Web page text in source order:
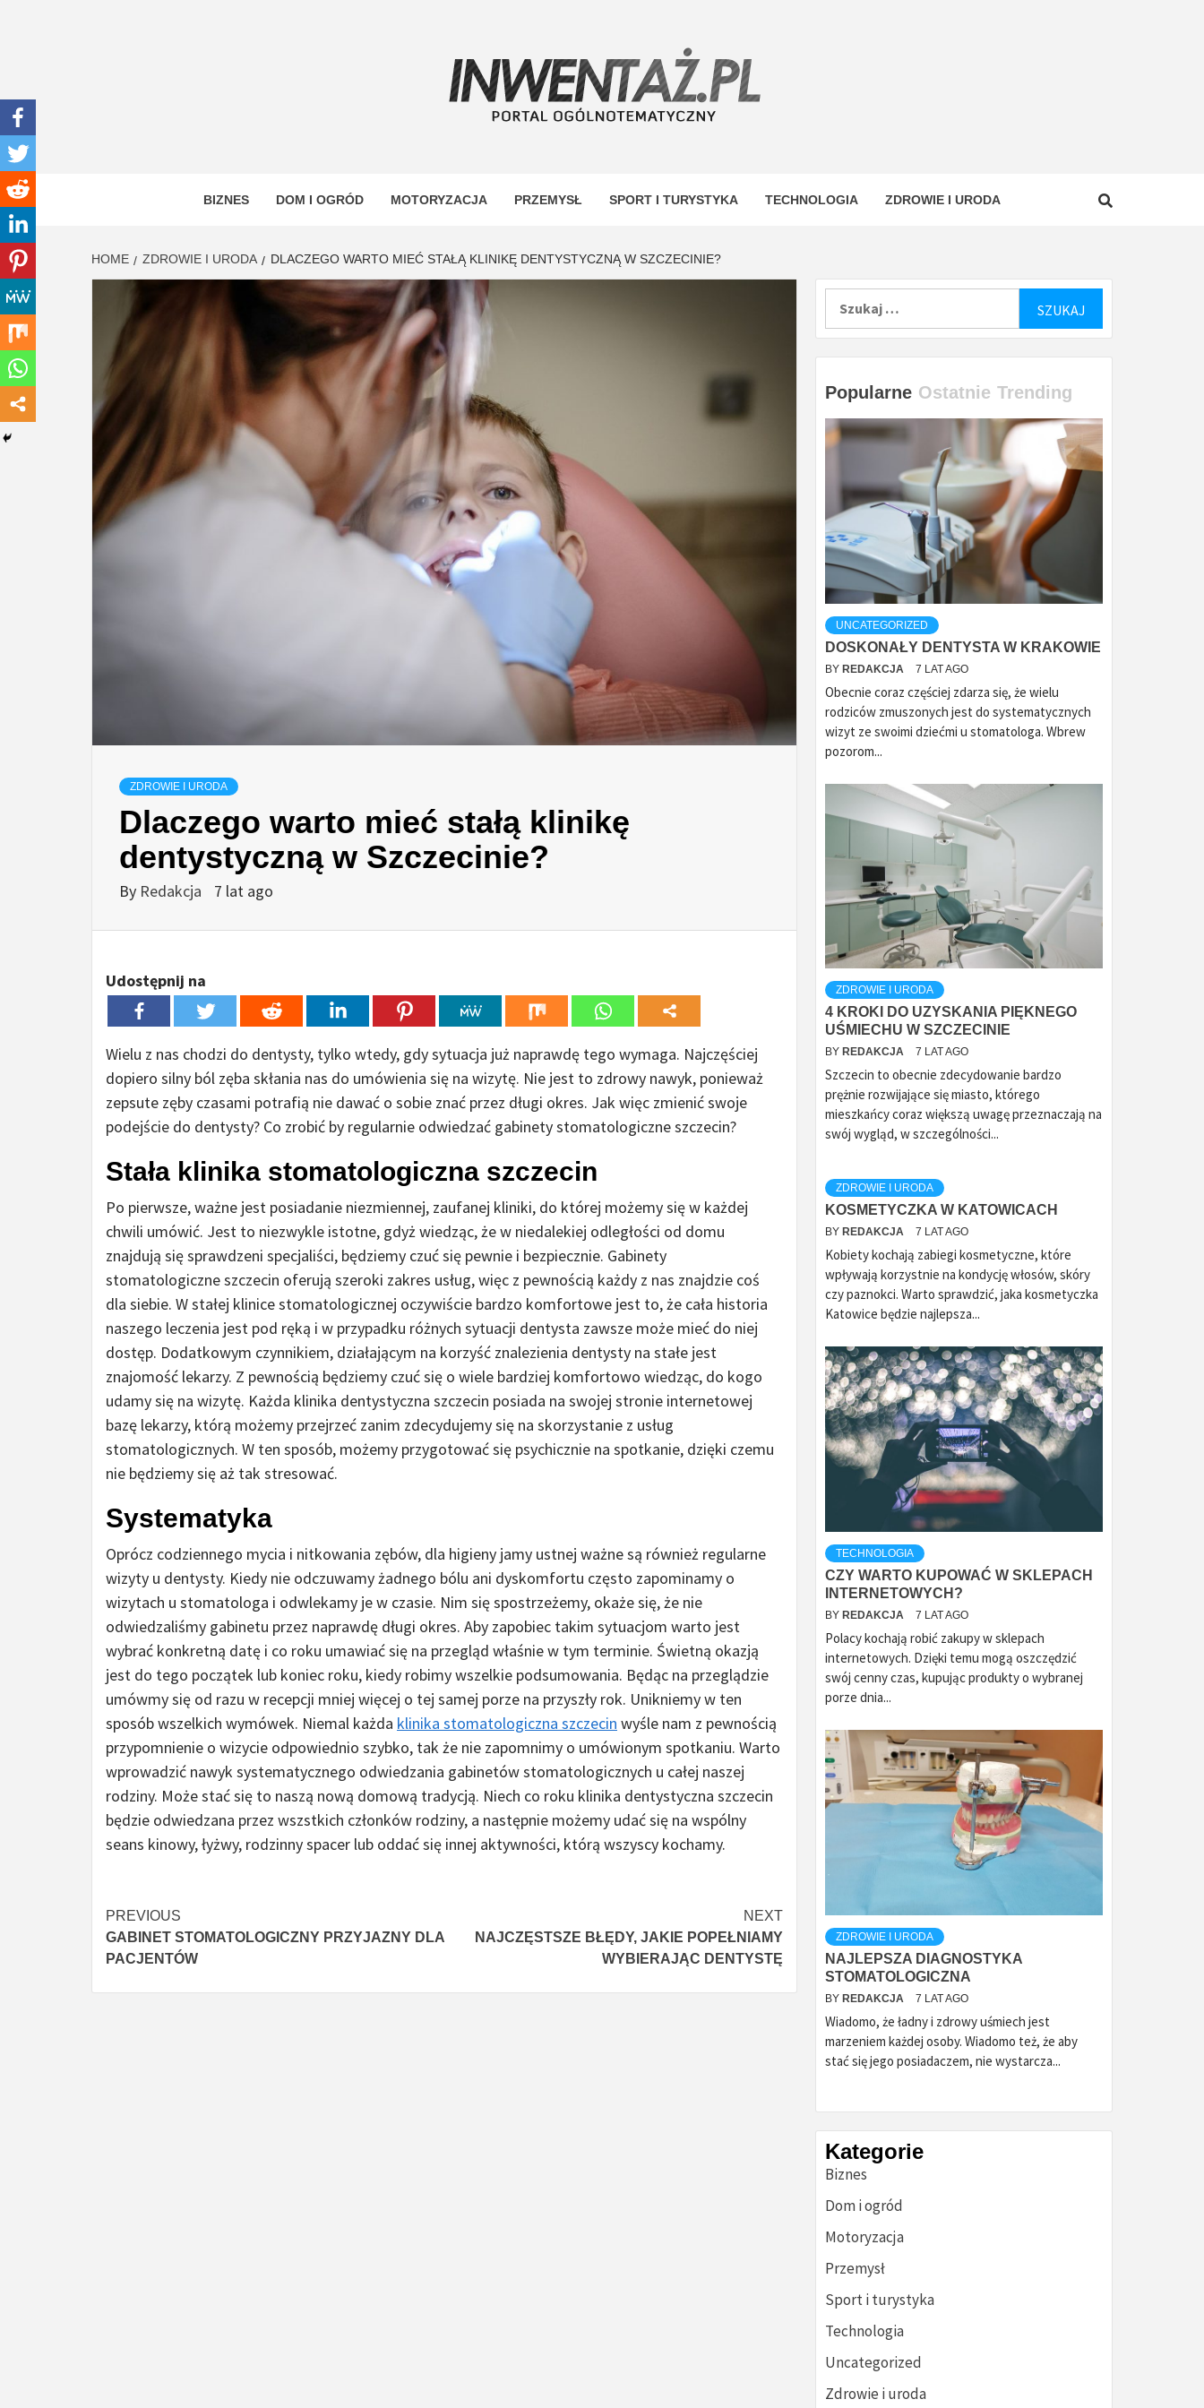
INWENTAŻ
BIZNES DOM I OGRÓD MOTORYZACJA PRZEMYSŁ SPORT I TURYSTYKA TECHNOLOGIA ZDROWIE I URODA
HOME ZDROWIE I URODA DLACZEGO WARTO MIEĆ STAŁĄ KLINIKĘ DENTYSTYCZNĄ W SZCZECINIE?
ZDROWIE I URODA
Dlaczego warto mieć stałą klinikę
dentystyczną w Szczecinie?
By Redakcja 7 lat ago
Udostępnij na
Wielu z nas chodzi do dentysty, tylko wtedy, gdy sytuacja już naprawdę tego wymaga. Najczęściej
dopiero silny ból zęba skłania nas do umówienia się na wizytę. Nie jest to zdrowy nawyk, ponieważ
zepsute zęby czasami potrafią nie dawać o sobie znać przez długi okres. Jak więc zmienić swoje
podejście do dentysty? Co zrobić by regularnie odwiedzać gabinety stomatologiczne szczecin?
Stała klinika stomatologiczna szczecin
Po pierwsze, ważne jest posiadanie niezmiennej, zaufanej kliniki, do której możemy się w każdej
chwili umówić. Jest to niezwykle istotne, gdyż wiedząc, że w niedalekiej odległości od domu
znajdują się sprawdzeni specjaliści, będziemy czuć się pewnie i bezpiecznie. Gabinety
stomatologiczne szczecin oferują szeroki zakres usług, więc z pewnością każdy z nas znajdzie coś
dla siebie. W stałej klinice stomatologicznej oczywiście bardzo komfortowe jest to, że cała historia
naszego leczenia jest pod ręką i w przypadku różnych sytuacji dentysta zawsze może mieć do niej
dostęp. Dodatkowym czynnikiem, działającym na korzyść znalezienia dentysty na stałe jest
znajomość lekarzy. Z pewnością będziemy czuć się o wiele bardziej komfortowo wiedząc, do kogo
udamy się na wizytę. Każda klinika dentystyczna szczecin posiada na swojej stronie internetowej
bazę lekarzy, którą możemy przejrzeć zanim zdecydujemy się na skorzystanie z usług
stomatologicznych. W ten sposób, możemy przygotować się psychicznie na spotkanie, dzięki czemu
nie będziemy się aż tak stresować.
Systematyka
Oprócz codziennego mycia i nitkowania zębów, dla higieny jamy ustnej ważne są również regularne
wizyty u dentysty. Kiedy nie odczuwamy żadnego bólu ani dyskomfortu często zapominamy o
wizytach u stomatologa i odwlekamy je w czasie. Nim się spostrzeżemy, okaże się, że nie
odwiedzaliśmy gabinetu przez naprawdę długi okres. Aby zapobiec takim sytuacjom warto jest
wybrać konkretną datę i co roku umawiać się na przegląd właśnie w tym terminie. Świetną okazją
jest do tego początek lub koniec roku, kiedy robimy wszelkie podsumowania. Będąc na przeglądzie
umówmy się od razu w recepcji mniej więcej o tej samej porze na przyszły rok. Unikniemy w ten
sposób wszelkich wymówek. Niemal każda klinika stomatologiczna szczecin wyśle nam z pewnością
przypomnienie o wizycie odpowiednio szybko, tak że nie zapomnimy o umówionym spotkaniu. Warto
wprowadzić nawyk systematycznego odwiedzania gabinetów stomatologicznych u całej naszej
rodziny. Może stać się to naszą nową domową tradycją. Niech co roku klinika dentystyczna szczecin
będzie odwiedzana przez wszstkich członków rodziny, a następnie możemy udać się na wspólny
seans kinowy, łyżwy, rodzinny spacer lub oddać się innej aktywności, którą wszyscy kochamy.
Czytaj
więcej
PREVIOUS
GABINET STOMATOLOGICZNY PRZYJAZNY DLA
PACJENTÓW
NEXT
NAJCZĘSTSZE BŁĘDY, JAKIE POPEŁNIAMY
WYBIERAJĄC DENTYSTĘ
Popularne Ostatnie Trending
UNCATEGORIZED
DOSKONAŁY DENTYSTA W KRAKOWIE
BY REDAKCJA 7 LAT AGO
Obecnie coraz częściej zdarza się, że wielu
rodziców zmuszonych jest do systematycznych
wizyt ze swoimi dziećmi u stomatologa. Wbrew
pozorom...
ZDROWIE I URODA
4 KROKI DO UZYSKANIA PIĘKNEGO
UŚMIECHU W SZCZECINIE
BY REDAKCJA 7 LAT AGO
Szczecin to obecnie zdecydowanie bardzo
prężnie rozwijające się miasto, którego
mieszkańcy coraz większą uwagę przeznaczają na
swój wygląd, w szczególności...
ZDROWIE I URODA
KOSMETYCZKA W KATOWICACH
BY REDAKCJA 7 LAT AGO
Kobiety kochają zabiegi kosmetyczne, które
wpływają korzystnie na kondycję włosów, skóry
czy paznokci. Warto sprawdzić, jaka kosmetyczka
Katowice będzie najlepsza...
TECHNOLOGIA
CZY WARTO KUPOWAĆ W SKLEPACH
INTERNETOWYCH?
BY REDAKCJA 7 LAT AGO
Polacy kochają robić zakupy w sklepach
internetowych. Dzięki temu mogą oszczędzić
swój cenny czas, kupując produkty o wybranej
porze dnia...
ZDROWIE I URODA
NAJLEPSZA DIAGNOSTYKA
STOMATOLOGICZNA
BY REDAKCJA 7 LAT AGO
Wiadomo, że ładny i zdrowy uśmiech jest
marzeniem każdej osoby. Wiadomo też, że aby
stać się jego posiadaczem, nie wystarcza...
Kategorie
Biznes
Dom i ogród
Motoryzacja
Przemysł
Sport i turystyka
Technologia
Uncategorized
Zdrowie i uroda